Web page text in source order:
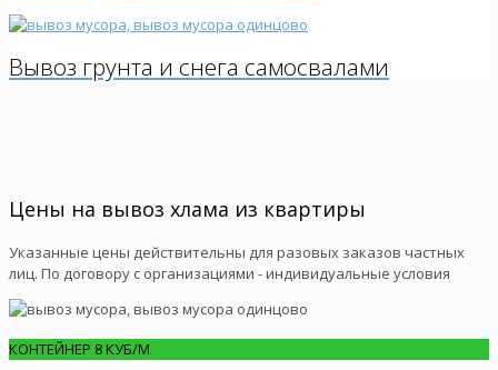
Вывоз грунта и снега самосвалами
Цены на вывоз хлама из квартиры
Указанные цены действительны для разовых заказов частных
лиц. По договору с организациями - индивидуальные условия
КОНТЕЙНЕР 8 КУБ/М